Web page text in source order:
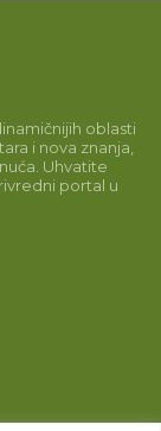
oblasti
i nova znanja,
Uhvatite
portal u